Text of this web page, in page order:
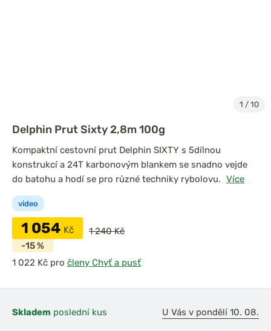
1 / 10
Delphin Prut Sixty 2,8m 100g
video
Kompaktní cestovní prut Delphin SIXTY s 5dílnou
konstrukcí a 24T karbonovým blankem se snadno vejde
do batohu a hodí se pro různé techniky rybolovu. Více
1 054 Kč
1 240 Kč
-15 %
pro členy Chyť a pusť
Skladem poslední kus U Vás v pondělí 10. 08.